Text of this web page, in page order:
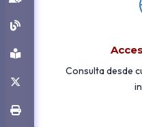
Consulta desde